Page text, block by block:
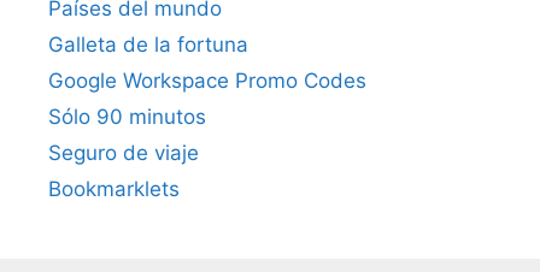
Países del mundo
Galleta de la fortuna
Google Workspace Promo Codes
Sólo 90 minutos
Seguro de viaje
Bookmarklets